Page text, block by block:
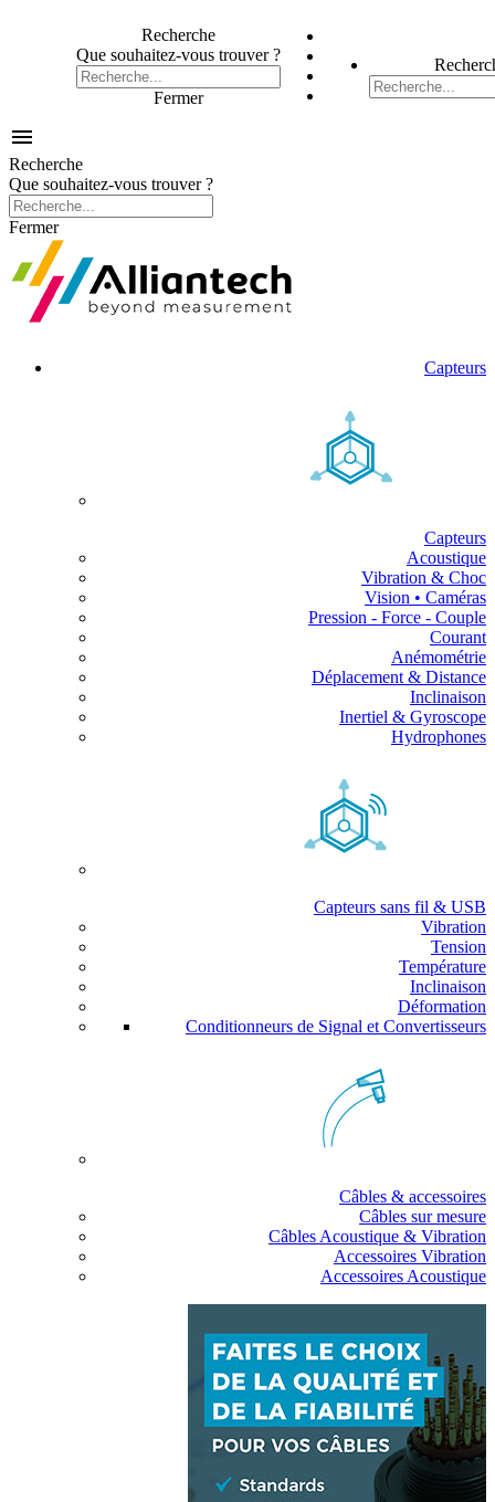
Recherche
Que souhaitez-vous trouver ?
Fermer

Recherche
Que souhaitez-vous trouver ?
Fermer
Capteurs
Capteurs
Acoustique
Vibration & Choc
Vision • Caméras
Pression - Force - Couple
Courant
Anémométrie
Déplacement & Distance
Inclinaison
Inertiel & Gyroscope
Hydrophones
Capteurs sans fil & USB
Vibration
Tension
Température
Inclinaison
Déformation
Conditionneurs de Signal et Convertisseurs
Câbles & accessoires
Câbles sur mesure
Câbles Acoustique & Vibration
Accessoires Vibration
Accessoires Acoustique